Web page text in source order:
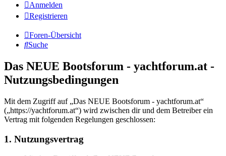
Anmelden
Registrieren
Foren-Übersicht
Suche
Das NEUE Bootsforum - yachtforum.at -
Nutzungsbedingungen
Mit dem Zugriff auf „Das NEUE Bootsforum - yachtforum.at“
(„https://yachtforum.at“) wird zwischen dir und dem Betreiber ein
Vertrag mit folgenden Regelungen geschlossen:
1. Nutzungsvertrag